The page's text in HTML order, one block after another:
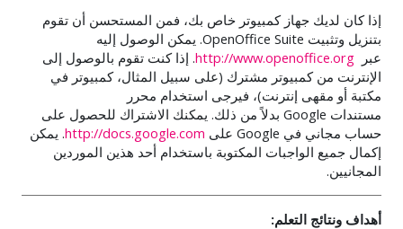
إذا كان لديك جهاز كمبيوتر خاص بك، فمن المستحسن أن تقوم
بتنزيل وتثبيت OpenOffice Suite. يمكن الوصول إليه
عبر http://www.openoffice.org
. إذا كنت تقوم بالوصول إلى
الإنترنت من كمبيوتر مشترك (على سبيل المثال، كمبيوتر في
مكتبة أو مقهى إنترنت)، فيرجى استخدام محرر
مستندات Google بدلاً من ذلك. يمكنك الاشتراك للحصول على
حساب مجاني في Google على http://docs.google.com. يمكن
إكمال جميع الواجبات المكتوبة باستخدام أحد هذين الموردين
المجانيين.
أهداف ونتائج التعلم: